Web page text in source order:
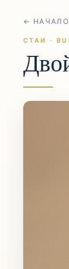
← НАЧАЛО
СТАИ ·